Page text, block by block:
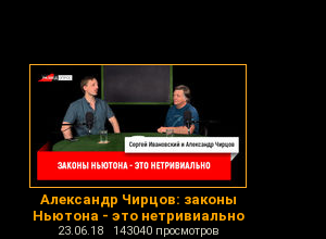
Александр Чирцов: законы
Ньютона - это нетривиально
23.06.18 143040 просмотров